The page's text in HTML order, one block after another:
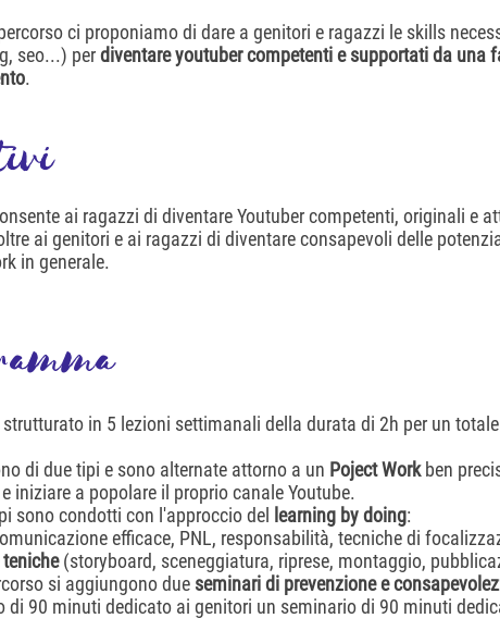
ci proponiamo di dare a genitori e ragazzi le skills
seo...) perdiventare youtuber competenti e supportati da una
.
ai ragazzi di diventare Youtuber competenti, originali e
ai genitori e ai ragazzi di diventare consapevoli delle
in generale.
strutturato in 5 lezioni settimanali della durata di 2h per un
di due tipi e sono alternate attorno a un Poject Work ben
iniziare a popolare il proprio canale Youtube.
sono condotti con l'approccio del
learning by doing:
efficace, PNL, responsabilità, tecniche di
(storyboard, sceneggiatura, riprese, montaggio,
si aggiungono due seminari di prevenzione e
di 90 minuti dedicato ai genitori un seminario di 90 minuti